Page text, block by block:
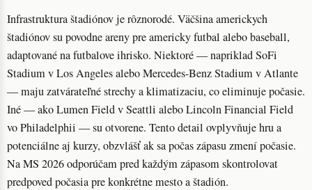
Infrastruktura štadiónov je rôznorodé. Väčšina americkych
štadiónov su povodne areny pre americky futbal alebo baseball,
adaptované na futbalove ihrisko. Niektoré — napriklad SoFi
Stadium v Los Angeles alebo Mercedes-Benz Stadium v Atlante
— maju zatvárateľné strechy a klimatizaciu, co eliminuje počasie.
Iné — ako Lumen Field v Seattli alebo Lincoln Financial Field
vo Philadelphii — su otvorene. Tento detail ovplyvňuje hru a
potenciálne aj kurzy, obzvlášť ak sa počas zápasu zmení počasie.
Na MS 2026 odporúčam pred každým zápasom skontrolovat
predpoved počasia pre konkrétne mesto a štadión.